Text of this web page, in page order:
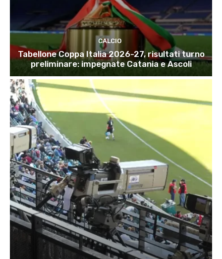
CALCIO
Tabellone Coppa Italia 2026-27, risultati turno
preliminare: impegnate Catania e Ascoli